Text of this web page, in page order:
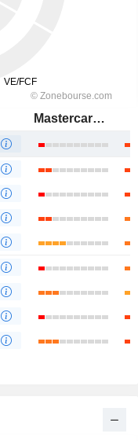
Mastercard, Inc.